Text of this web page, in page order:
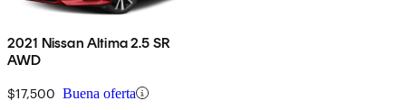
2021 Nissan Altima 2.5 SR
AWD
$17,500 Buena oferta